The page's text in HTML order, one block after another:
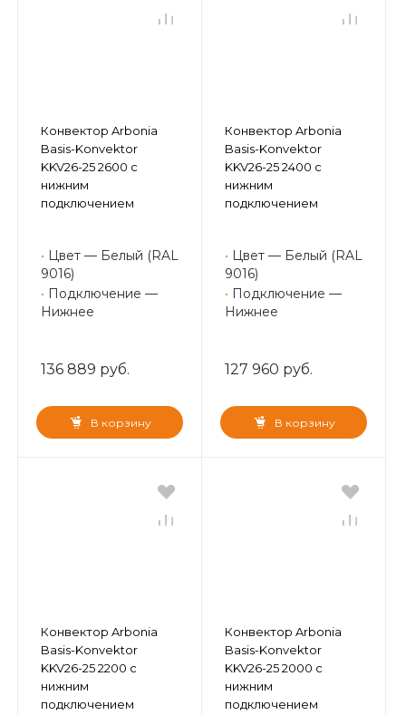
Конвектор Arbonia
Basis-Konvektor
KKV26-25 2600 с
нижним
подключением
• Цвет — Белый (RAL
9016)
• Подключение —
Нижнее
136 889 руб.
В корзину
Конвектор Arbonia
Basis-Konvektor
KKV26-25 2400 с
нижним
подключением
• Цвет — Белый (RAL
9016)
• Подключение —
Нижнее
127 960 руб.
В корзину
Конвектор Arbonia
Basis-Konvektor
KKV26-25 2200 с
нижним
подключением
Конвектор Arbonia
Basis-Konvektor
KKV26-25 2000 с
нижним
подключением